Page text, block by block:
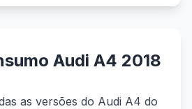
Audi A4 2018
as versões do Audi A4 do